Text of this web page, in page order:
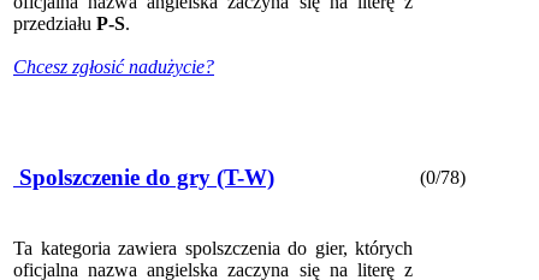
przedziału P-S.
Chcesz zgłosić nadużycie?
Spolszczenie do gry (T-W) (0/78)
Ta kategoria zawiera spolszczenia do gier, których
oficjalna nazwa angielska zaczyna się na literę z